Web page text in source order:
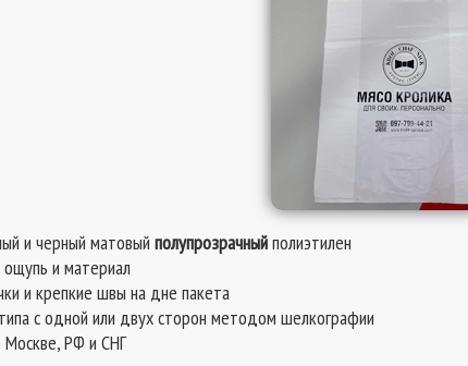
и черный матовый полупрозрачныйполиэтилен
ощупь и материал
и крепкие швы на дне пакета
с одной или двух сторон методом шелкографии
Москве, РФ и СНГ